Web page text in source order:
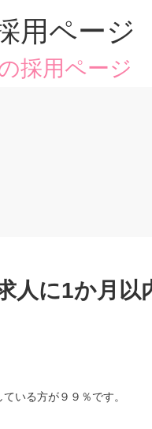
用ページ
採用ページ
人に1か月以
いる方が９９％です。